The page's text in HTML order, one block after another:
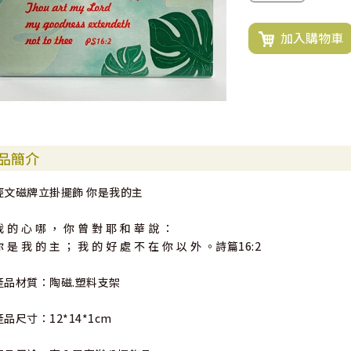
加入購物車
簡介
文磁牌立掛擺飾 你是我的主
的 心 哪 ， 你 曾 對 耶 和 華 說 ：
是 我 的 主 ； 我 的 好 處 不 在 你 以 外 。詩篇16:2
品材質：陶磁.塑料支架
品尺寸：12*14*1cm